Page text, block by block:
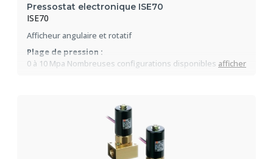
Pressostat electronique ISE70
ISE70
Afficheur angulaire et rotatif
Plage de pression :
0 à 10 Mpa Nombreuses configurations disponibles afficher